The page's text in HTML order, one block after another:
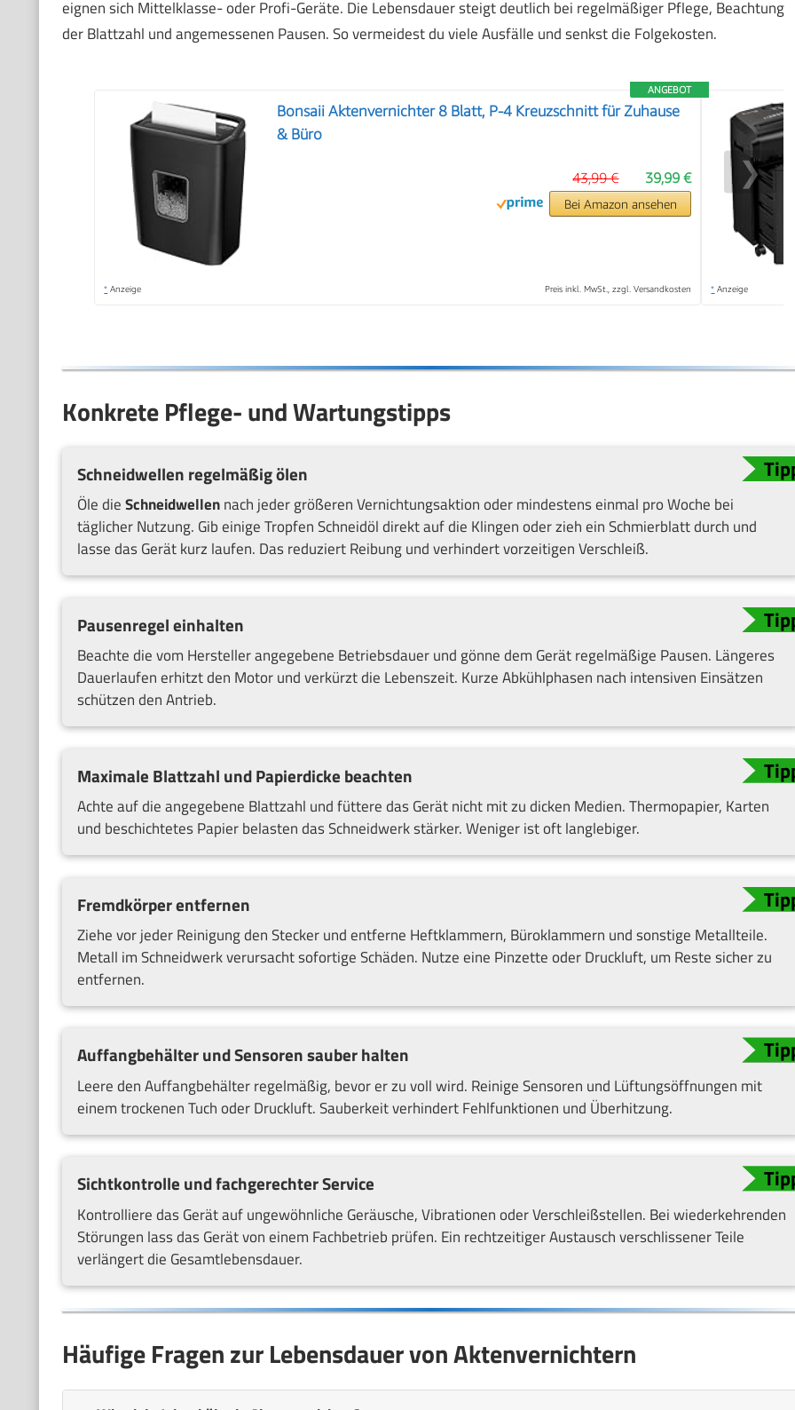
eignen sich Mittelklasse- oder Profi-Geräte. Die Lebensdauer steigt deutlich bei regelmäßiger Pflege, Beachtung
der Blattzahl und angemessenen Pausen. So vermeidest du viele Ausfälle und senkst die Folgekosten.
ANGEBOT
Bonsaii Aktenvernichter 8 Blatt, P-4 Kreuzschnitt für Zuhause
& Büro
39,99 €
43,99 €
Bei Amazon ansehen
* Anzeige Preis inkl. MwSt., zzgl. Versandkosten * Anzeige
❯
Konkrete Pflege- und Wartungstipps
Schneidwellen regelmäßig ölen
Öle dieSchneidwellennach jeder größeren Vernichtungsaktion oder mindestens einmal pro Woche bei
täglicher Nutzung. Gib einige Tropfen Schneidöl direkt auf die Klingen oder zieh ein Schmierblatt durch und
lasse das Gerät kurz laufen. Das reduziert Reibung und verhindert vorzeitigen Verschleiß.
Pausenregel einhalten
Beachte die vom Hersteller angegebene Betriebsdauer und gönne dem Gerät regelmäßige Pausen. Längeres
Dauerlaufen erhitzt den Motor und verkürzt die Lebenszeit. Kurze Abkühlphasen nach intensiven Einsätzen
schützen den Antrieb.
Maximale Blattzahl und Papierdicke beachten
Achte auf die angegebene Blattzahl und füttere das Gerät nicht mit zu dicken Medien. Thermopapier, Karten
und beschichtetes Papier belasten das Schneidwerk stärker. Weniger ist oft langlebiger.
Fremdkörper entfernen
Ziehe vor jeder Reinigung den Stecker und entferne Heftklammern, Büroklammern und sonstige Metallteile.
Metall im Schneidwerk verursacht sofortige Schäden. Nutze eine Pinzette oder Druckluft, um Reste sicher zu
entfernen.
Auffangbehälter und Sensoren sauber halten
Leere den Auffangbehälter regelmäßig, bevor er zu voll wird. Reinige Sensoren und Lüftungsöffnungen mit
einem trockenen Tuch oder Druckluft. Sauberkeit verhindert Fehlfunktionen und Überhitzung.
Sichtkontrolle und fachgerechter Service
Kontrolliere das Gerät auf ungewöhnliche Geräusche, Vibrationen oder Verschleißstellen. Bei wiederkehrenden
Störungen lass das Gerät von einem Fachbetrieb prüfen. Ein rechtzeitiger Austausch verschlissener Teile
verlängert die Gesamtlebensdauer.
Häufige Fragen zur Lebensdauer von Aktenvernichtern